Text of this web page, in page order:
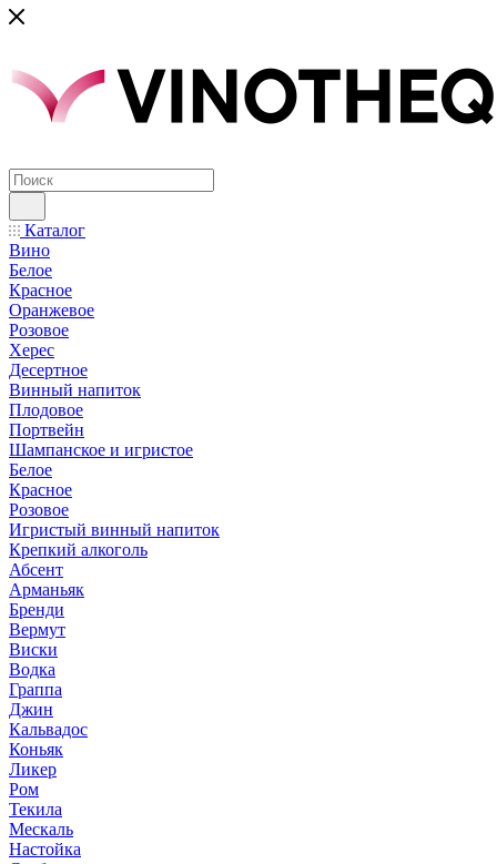
Каталог
Вино
Белое
Красное
Оранжевое
Розовое
Херес
Десертное
Винный напиток
Плодовое
Портвейн
Шампанское и игристое
Белое
Красное
Розовое
Игристый винный напиток
Крепкий алкоголь
Абсент
Арманьяк
Бренди
Вермут
Виски
Водка
Граппа
Джин
Кальвадос
Коньяк
Ликер
Ром
Текила
Мескаль
Настойка